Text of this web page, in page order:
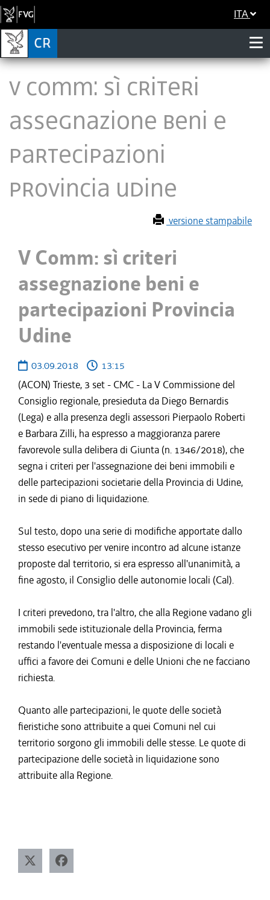
ITA
V Comm: sì criteri
assegnazione beni e
partecipazioni
Provincia Udine
versione stampabile
V Comm: sì criteri
assegnazione beni e
partecipazioni Provincia
Udine
03.09.2018
13:15
(ACON) Trieste, 3 set - CMC - La V Commissione del
Consiglio regionale, presieduta da Diego Bernardis
(Lega) e alla presenza degli assessori Pierpaolo Roberti
e Barbara Zilli, ha espresso a maggioranza parere
favorevole sulla delibera di Giunta (n. 1346/2018), che
segna i criteri per l'assegnazione dei beni immobili e
delle partecipazioni societarie della Provincia di Udine,
in sede di piano di liquidazione.
Sul testo, dopo una serie di modifiche apportate dallo
stesso esecutivo per venire incontro ad alcune istanze
proposte dal territorio, si era espresso all'unanimità, a
fine agosto, il Consiglio delle autonomie locali (Cal).
I criteri prevedono, tra l'altro, che alla Regione vadano gli
immobili sede istituzionale della Provincia, ferma
restando l'eventuale messa a disposizione di locali e
uffici a favore dei Comuni e delle Unioni che ne facciano
richiesta.
Quanto alle partecipazioni, le quote delle società
fieristiche sono attribuite a quei Comuni nel cui
territorio sorgono gli immobili delle stesse. Le quote di
partecipazione delle società in liquidazione sono
attribuite alla Regione.